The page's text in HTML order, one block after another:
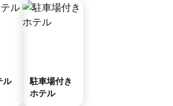
ル
駐車場付き
ホテル